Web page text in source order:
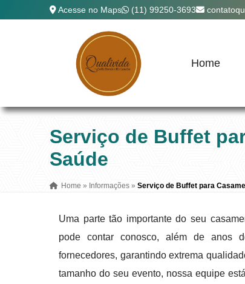
Acesse no Maps (11) 99250-3693
Home
Serviço de Buffet
Saúde
Home » Informações »Serviço de Buffet para
Uma parte tão importante do seu
pode contar conosco, além de anos
fornecedores, garantindo extrema
tamanho do seu evento, nossa equipe